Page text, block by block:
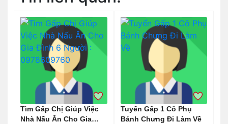
Tìm Gấp Chị Giúp Việc
Nhà Nấu Ăn Cho Gia
Tuyển Gấp 1 Cô Phụ
Bánh Chưng Đi Làm Về